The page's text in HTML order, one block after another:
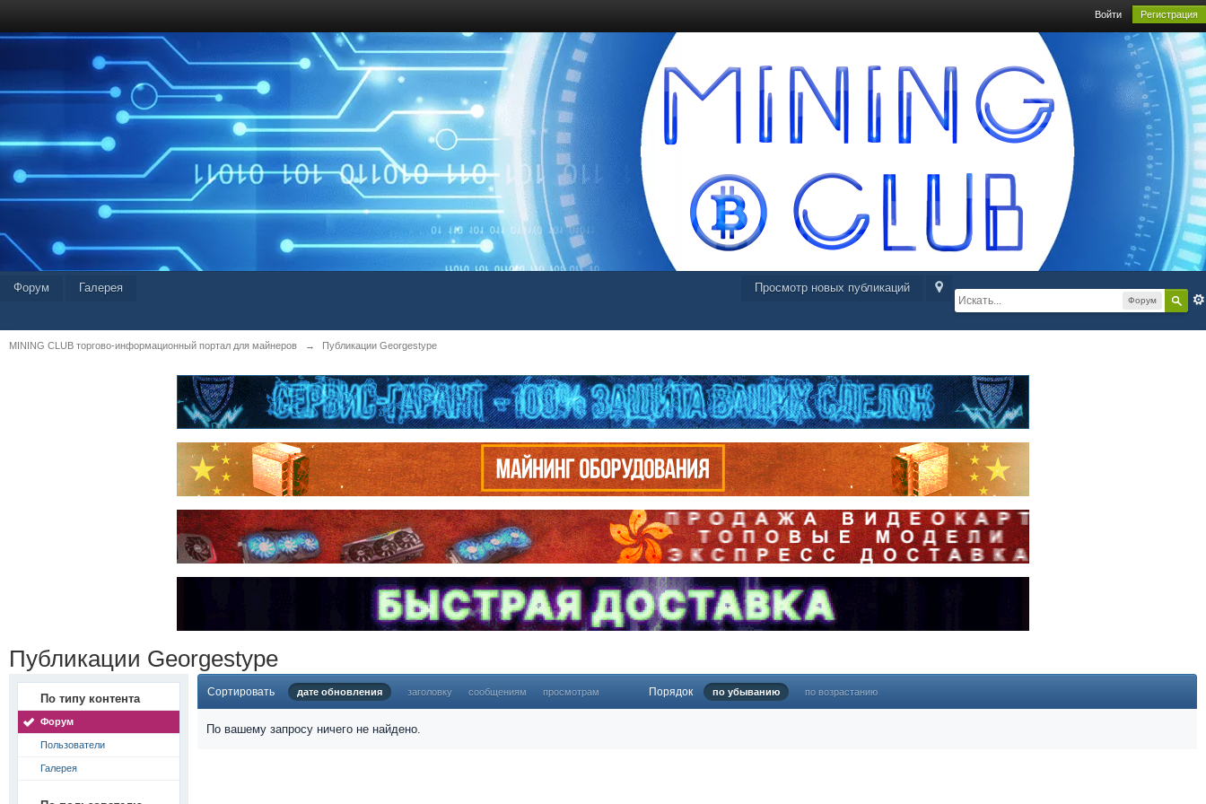
Войти Регистрация
Форум
Просмотр новых публикаций
Форум Галерея
MINING CLUB торгово-информационный портал для майнеров → Публикации Georgestype
Публикации Georgestype
По типу контента
Форум
Пользователи
Галерея
Сортировать дате обновления заголовку сообщениям просмотрам Порядок по убыванию по возрастанию
По вашему запросу ничего не найдено.